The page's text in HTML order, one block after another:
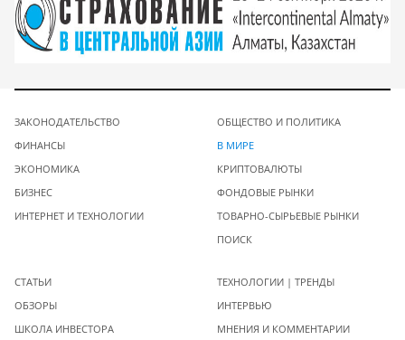
ЗАКОНОДАТЕЛЬСТВО
ФИНАНСЫ
ЭКОНОМИКА
БИЗНЕС
ИНТЕРНЕТ И ТЕХНОЛОГИИ
ОБЩЕСТВО И ПОЛИТИКА
В МИРЕ
КРИПТОВАЛЮТЫ
ФОНДОВЫЕ РЫНКИ
ТОВАРНО-СЫРЬЕВЫЕ РЫНКИ
ПОИСК
СТАТЬИ
ОБЗОРЫ
ШКОЛА ИНВЕСТОРА
ТЕХНОЛОГИИ | ТРЕНДЫ
ИНТЕРВЬЮ
МНЕНИЯ И КОММЕНТАРИИ